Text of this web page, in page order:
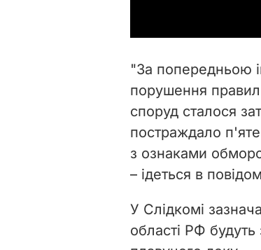
"За попередньою
порушення правил
споруд сталося
постраждало
з ознаками
– ідеться в
У Слідкомі
області РФ